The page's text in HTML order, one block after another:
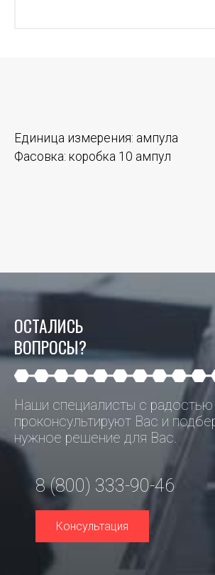
Единица измерения: ампула
Фасовка: коробка 10 ампул
ОСТАЛИСЬ
ВОПРОСЫ?
Наши специалисты с радостью
проконсультируют Вас и
нужное решение для Вас.
8 (800) 333-90-46
Консультация